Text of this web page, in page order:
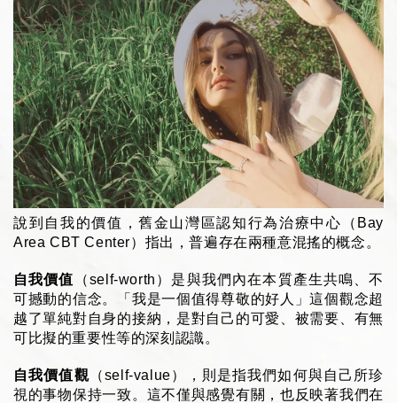
說到自我的價值，舊金山灣區認知行為治療中心（Bay
Area CBT Center）指出，普遍存在兩種意混搖的概念。
自我價值 （self-worth）是與我們內在本質產生共鳴、不
可撼動的信念。「我是一個值得尊敬的好人」這個觀念超
越了單純對自身的接納，是對自己的可愛、被需要、有無
可比擬的重要性等的深刻認識。
自我價值觀（self-value），則是指我們如何與自己所珍
視的事物保持一致。這不僅與感覺有關，也反映著我們在